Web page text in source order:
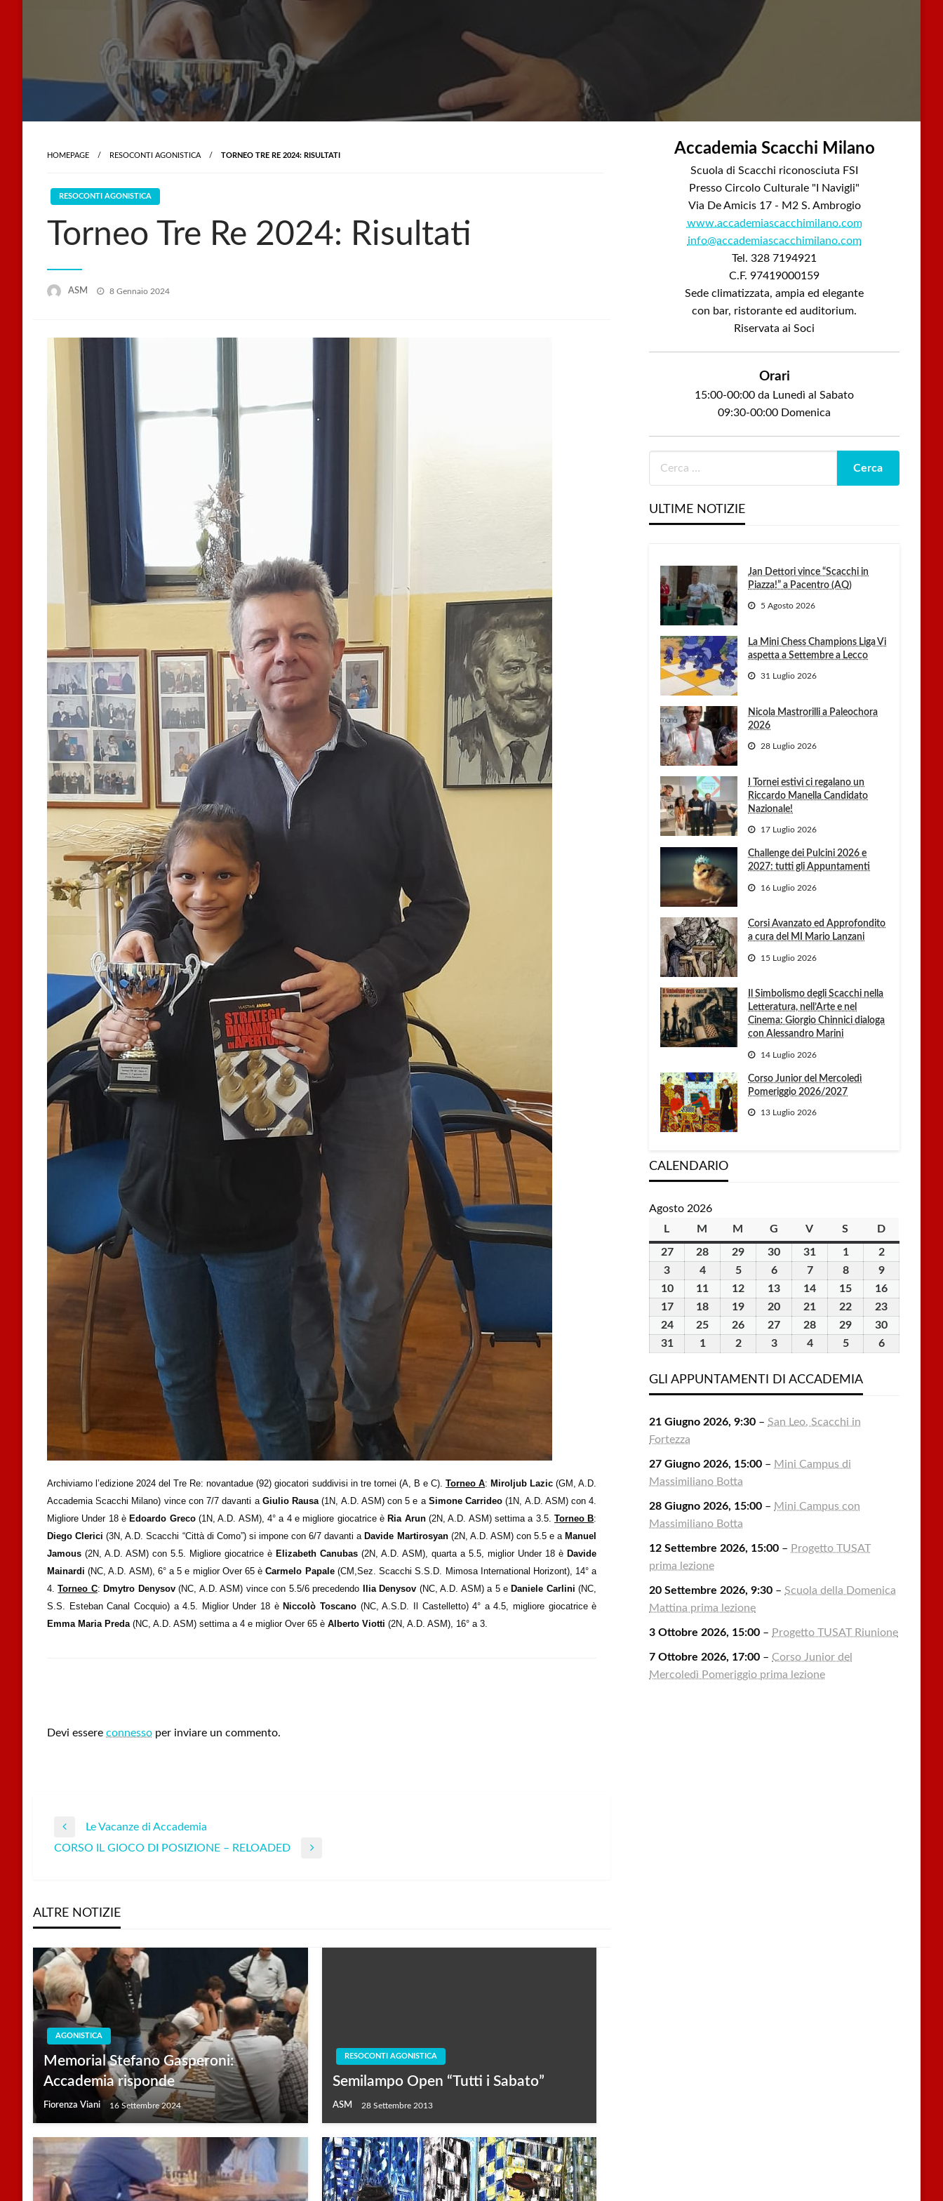
HOMEPAGE RESOCONTI AGONISTICA TORNEO TRE RE 2024: RISULTATI
RESOCONTI AGONISTICA
Torneo Tre Re 2024: Risultati
ASM
Posted
8 Gennaio 2024
Archiviamo l’edizione 2024 del Tre Re: novantadue (92) giocatori suddivisi in tre tornei (A, B e C).Torneo A: Miroljub Lazic(GM, A.D.
Accademia Scacchi Milano) vince con 7/7 davanti a Giulio Rausa(1N, A.D. ASM) con 5 e a Simone Carrideo (1N, A.D. ASM) con 4.
Migliore Under 18 è Edoardo Greco(1N, A.D. ASM), 4° a 4 e migliore giocatrice è Ria Arun(2N, A.D. ASM) settima a 3.5.Torneo B:
Diego Clerici(3N, A.D. Scacchi “Città di Como”) si impone con 6/7 davanti a Davide Martirosyan(2N, A.D. ASM) con 5.5 e a Manuel
Jamous (2N, A.D. ASM) con 5.5. Migliore giocatrice è Elizabeth Canubas (2N, A.D. ASM), quarta a 5.5, miglior Under 18 è Davide
Mainardi (NC, A.D. ASM), 6° a 5 e miglior Over 65 èCarmelo Papale(CM,Sez. Scacchi S.S.D. Mimosa International Horizont), 14° a
4.Torneo C: Dmytro Denysov(NC, A.D. ASM) vince con 5.5/6 precedendo Ilia Denysov (NC, A.D. ASM) a 5 e Daniele Carlini (NC,
S.S. Esteban Canal Cocquio) a 4.5. Miglior Under 18 è Niccolò Toscano (NC, A.S.D. Il Castelletto) 4° a 4.5, migliore giocatrice è
Emma Maria Preda(NC, A.D. ASM) settima a 4 e miglior Over 65 è Alberto Viotti (2N, A.D. ASM), 16° a 3.
Devi essere connesso per inviare un commento.
Navigazione
Previous
Post
Le Vacanze di Accademia
Next
CORSO IL GIOCO DI POSIZIONE – RELOADED
ALTRE NOTIZIE
AGONISTICA
Memorial Stefano Gasperoni:
Accademia risponde
Fiorenza Viani 16 Settembre 2024
RESOCONTI AGONISTICA
Semilampo Open “Tutti i Sabato”
ASM 28 Settembre 2013
Accademia Scacchi Milano
Scuola di Scacchi riconosciuta FSI
Presso Circolo Culturale "I Navigli"
Via De Amicis 17 - M2 S. Ambrogio
www.accademiascacchimilano.com
info@accademiascacchimilano.com
Tel. 328 7194921
C.F. 97419000159
Sede climatizzata, ampia ed elegante
con bar, ristorante ed auditorium.
Riservata ai Soci
Orari
15:00-00:00 da Lunedì al Sabato
09:30-00:00 Domenica
ULTIME NOTIZIE
Jan Dettori vince “Scacchi in
Piazza!” a Pacentro (AQ)
5 Agosto 2026
La Mini Chess Champions Liga Vi
aspetta a Settembre a Lecco
31 Luglio 2026
Nicola Mastrorilli a Paleochora
2026
28 Luglio 2026
I Tornei estivi ci regalano un
Riccardo Manella Candidato
Nazionale!
17 Luglio 2026
Challenge dei Pulcini 2026 e
2027: tutti gli Appuntamenti
16 Luglio 2026
Corsi Avanzato ed Approfondito
a cura del MI Mario Lanzani
15 Luglio 2026
Il Simbolismo degli Scacchi nella
Letteratura, nell’Arte e nel
Cinema: Giorgio Chinnici dialoga
con Alessandro Marini
14 Luglio 2026
Corso Junior del Mercoledì
Pomeriggio 2026/2027
13 Luglio 2026
CALENDARIO
Agosto 2026
L lunedìM martedì
M mercoledì
G giovedì
V venerdì
S sabatoDdomenica
2727
Luglio
2026
28
Luglio
2026
29
Luglio
2026
30
Luglio
2026
31
Luglio
2026
11
Agosto
2026
22
Agosto
2026
3
Agosto
2026
44
Agosto
2026
55
Agosto
2026
66
Agosto
2026
77
Agosto
2026
88
Agosto
2026
99
Agosto
2026
1010
Agosto
2026
11
Agosto
2026
12
Agosto
2026
13
Agosto
2026
14
Agosto
2026
15
Agosto
2026
16
1717
Agosto
18
Agosto
19
Agosto
20
Agosto
21
Agosto
22
Agosto
23
2424
Agosto
25
Agosto
26
Agosto
27
Agosto
28
Agosto
29
Agosto
30
3131
2026
11
2026
22
2026
33
2026
44
2026
55
2026
66
GLI APPUNTAMENTI DI ACCADEMIA
21 Giugno 2026, 9:30 –San Leo, Scacchi in
Fortezza
27 Giugno 2026, 15:00 – Mini Campus di
Massimiliano Botta
28 Giugno 2026, 15:00 – Mini Campus con
Massimiliano Botta
12 Settembre 2026, 15:00 – Progetto TUSAT
prima lezione
20 Settembre 2026, 9:30 –Scuola della Domenica
Mattina prima lezione
3 Ottobre 2026, 15:00 – Progetto TUSAT Riunione
7 Ottobre 2026, 17:00 – Corso Junior del
Mercoledì Pomeriggio prima lezione